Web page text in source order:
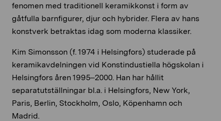
fenomen med traditionell keramikkonst i form av
gåtfulla barnfigurer, djur och hybrider. Flera av hans
konstverk betraktas idag som moderna klassiker.
Kim Simonsson (f. 1974 i Helsingfors) studerade på
keramikavdelningen vid Konstindustiella högskolan i
Helsingfors åren 1995–2000. Han har hållit
separatutställningar bl.a. i Helsingfors, New York,
Paris, Berlin, Stockholm, Oslo, Köpenhamn och
Madrid.